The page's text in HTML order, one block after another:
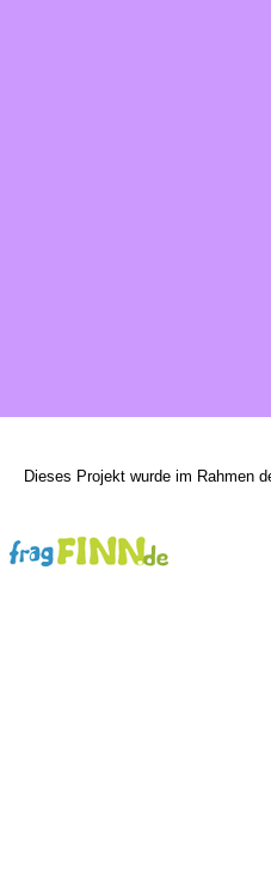
Dieses Projekt wurde im Rahmen